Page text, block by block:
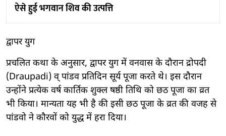
ऐसे हुई भगवान शिव की उत्पत्ति
द्वापर युग
प्रचलित कथा के अनुसार, द्वापर युग में वनवास के दौरान द्रोपदी
(Draupadi) व् पांडव प्रतिदिन सूर्य पूजा करते थे। इस दौरान
उन्होंने प्रत्येक वर्ष कार्तिक शुक्ल षष्ठी तिथि को छठ पूजा का व्रत
भी किया। मान्यता यह भी है की इसी छठ पूजा के व्रत की वजह से
पांडवो ने कौरवों को युद्ध में हरा दिया।